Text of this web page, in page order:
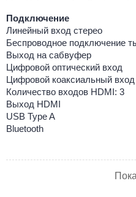
Подключение
Линейный вход стерео
Беспроводное подключение
Выход на сабвуфер
Цифровой оптический вход
Цифровой коаксиальный вход
Количество входов HDMI: 3
Выход HDMI
USB Type A
Bluetooth